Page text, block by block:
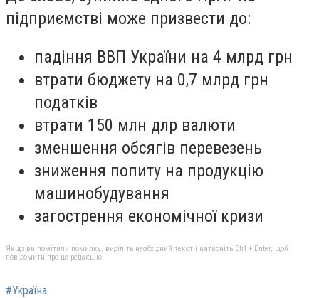
підприємстві може призвести до:
падіння ВВП України на 4 млрд грн
втрати бюджету на 0,7 млрд грн
податків
втрати 150 млн длр валюти
зменшення обсягів перевезень
зниження попиту на продукцію
машинобудування
загострення економічної кризи
Якщо ви помітили помилку, виділіть необхідний текст і натисніть Ctrl + Enter, щоб
повідомити про це редакцію
#Україна